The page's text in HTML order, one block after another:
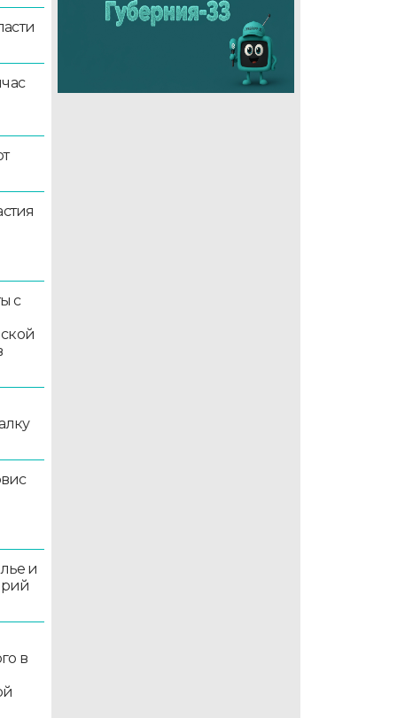
с
и
в